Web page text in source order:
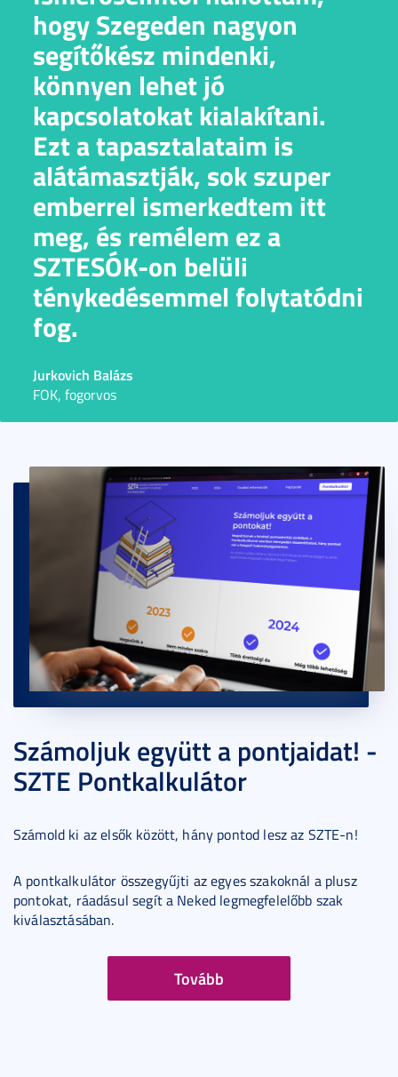
hogy Szegeden nagyon
segítőkész mindenki,
könnyen lehet jó
kapcsolatokat kialakítani.
Ezt a tapasztalataim is
alátámasztják, sok szuper
emberrel ismerkedtem itt
meg, és remélem ez a
SZTESÓK-on belüli
ténykedésemmel folytatódni
fog.
Jurkovich Balázs
FOK, fogorvos
Számoljuk együtt a pontjaidat! -
SZTE Pontkalkulátor
Számold ki az elsők között, hány pontod lesz az SZTE-n!
A pontkalkulátor összegyűjti az egyes szakoknál a plusz
pontokat, ráadásul segít a Neked legmegfelelőbb szak
kiválasztásában.
Tovább